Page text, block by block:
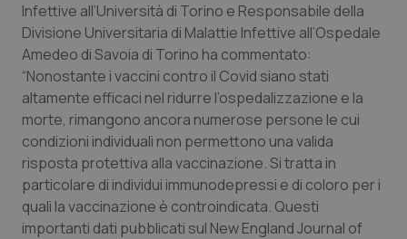
Sardegna
Sicilia
Toscana
Umbria
Valle D’Aosta
Malattia di Crohn & Rettocolite Ulcerosa
Neuroscienze & patologie neurodegenerative
Obesità
Oftalmologia
Oncodermatologia
Infettive all’Università di Torino e Responsabile della
Divisione Universitaria di Malattie Infettive all’Ospedale
Amedeo di Savoia di Torino ha commentato:
“Nonostante i vaccini contro il Covid siano stati
altamente efficaci nel ridurre l’ospedalizzazione e la
morte, rimangono ancora numerose persone le cui
condizioni individuali non permettono una valida
risposta protettiva alla vaccinazione. Si tratta in
particolare di individui immunodepressi e di coloro per i
quali la vaccinazione è controindicata. Questi
importanti dati pubblicati sul New England Journal of